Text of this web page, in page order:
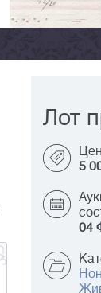
Лот
5
04